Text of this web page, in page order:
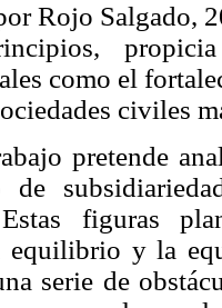
Rojo Salgado,
como el
civiles
pretende
Estas figuras
equilibrio y la
serie de